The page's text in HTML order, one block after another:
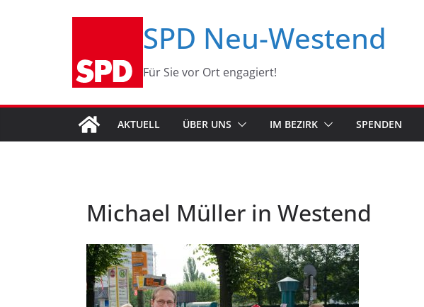
SPD Neu-Westend
Für Sie vor Ort engagiert!
AKTUELL ÜBER UNS IM BEZIRK SPENDEN
Michael Müller in Westend